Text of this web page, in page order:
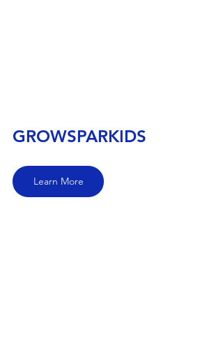
GROWSPARKIDS
Learn More